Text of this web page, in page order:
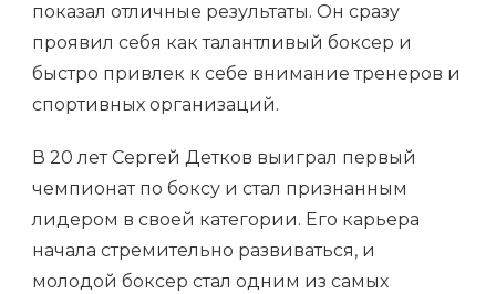
показал отличные результаты. Он сразу
проявил себя как талантливый боксер и
быстро привлек к себе внимание тренеров и
спортивных организаций.
В 20 лет Сергей Детков выиграл первый
чемпионат по боксу и стал признанным
лидером в своей категории. Его карьера
начала стремительно развиваться, и
молодой боксер стал одним из самых